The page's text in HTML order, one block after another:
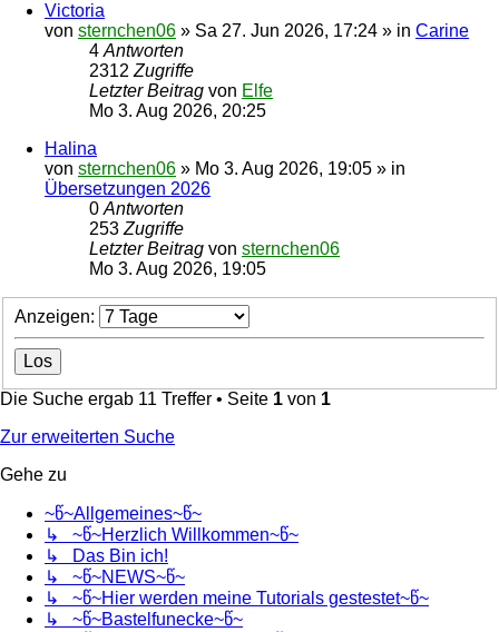
Victoria
von sternchen06 » Sa 27. Jun 2026, 17:24 » in Carine
4 Antworten
2312 Zugriffe
Letzter Beitrag von Elfe
Mo 3. Aug 2026, 20:25
Halina
von sternchen06 » Mo 3. Aug 2026, 19:05 » in
Übersetzungen 2026
0 Antworten
253 Zugriffe
Letzter Beitrag von sternchen06
Mo 3. Aug 2026, 19:05
Anzeigen:
Die Suche ergab 11 Treffer • Seite 1 von 1
Zur erweiterten Suche
Gehe zu
~წ~Allgemeines~წ~
↳ ~წ~Herzlich Willkommen~წ~
↳ Das Bin ich!
↳ ~წ~NEWS~წ~
↳ ~წ~Hier werden meine Tutorials gestestet~წ~
↳ ~წ~Bastelfunecke~წ~